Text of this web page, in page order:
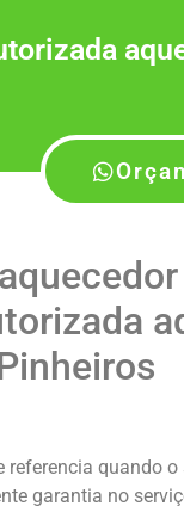
quando
garantia no